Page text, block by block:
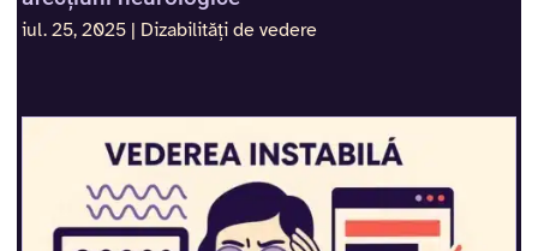
iul. 25, 2025 | Dizabilități de vedere